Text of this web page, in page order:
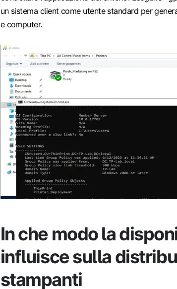
un sistema client come utente standard per
e computer.
In che modo la
influisce sulla
stampanti